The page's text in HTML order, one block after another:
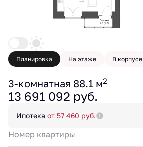
Планировка На этаже В корпусе
3-комнатная 88.1 м2
13 691 092 руб.
Ипотека от 57 460 руб.
Номер квартиры